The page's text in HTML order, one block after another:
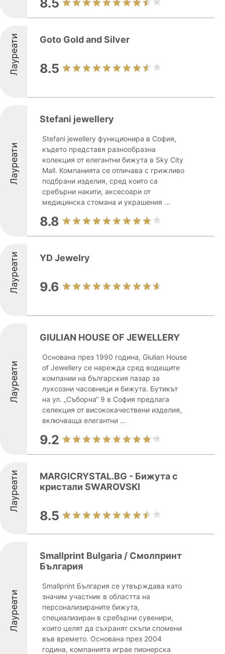
8.5
Лауреати Goto Gold and Silver
8.5
Лауреати
Stefani jewellery
Stefani jewellery функционира в София,
където представя разнообразна
колекция от елегантни бижута в Sky City
Mall. Компанията се отличава с грижливо
подбрани изделия, сред които са
сребърни накити, аксесоари от
медицинска стомана и украшения ...
8.8
Лауреати YD Jewelry
9.6
Лауреати
GIULIAN HOUSE OF JEWELLERY
Основана през 1990 година, Giulian House
of Jewellery се нарежда сред водещите
компании на българския пазар за
луксозни часовници и бижута. Бутикът
на ул. „Съборна“ 9 в София предлага
селекция от висококачествени изделия,
включваща елегантни ...
9.2
Лауреати
MARGICRYSTAL.BG - Бижута с
кристали SWAROVSKI
8.5
Лауреати
Smallprint Bulgaria / Смолпринт
България
Smallprint България се утвърждава като
значим участник в областта на
персонализираните бижута,
специализиран в сребърни сувенири,
които целят да съхранят скъпи спомени
във времето. Основана през 2004
година, компанията играе пионерска